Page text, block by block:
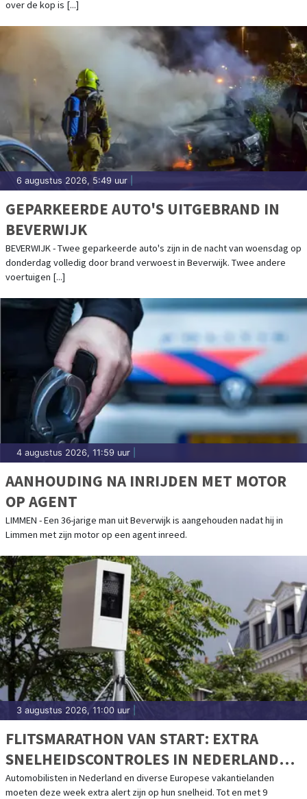
over de kop is [...]
6 augustus 2026, 5:49 uur
GEPARKEERDE AUTO'S UITGEBRAND IN
BEVERWIJK
BEVERWIJK - Twee geparkeerde auto's zijn in de nacht van woensdag op
donderdag volledig door brand verwoest in Beverwijk. Twee andere
voertuigen [...]
4 augustus 2026, 11:59 uur
AANHOUDING NA INRIJDEN MET MOTOR
OP AGENT
LIMMEN - Een 36-jarige man uit Beverwijk is aangehouden nadat hij in
Limmen met zijn motor op een agent inreed.
3 augustus 2026, 11:00 uur
FLITSMARATHON VAN START: EXTRA
SNELHEIDSCONTROLES IN NEDERLAND
EN POPULAIRE VAKANTIELANDEN
Automobilisten in Nederland en diverse Europese vakantielanden
moeten deze week extra alert zijn op hun snelheid. Tot en met 9